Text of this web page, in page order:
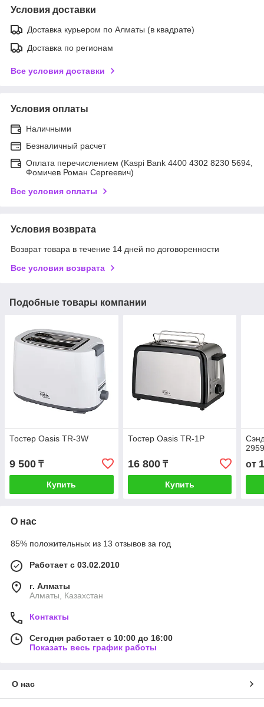
Условия доставки
Доставка курьером по Алматы (в квадрате)
Доставка по регионам
Все условия доставки
Условия оплаты
Наличными
Безналичный расчет
Оплата перечислением (Kaspi Bank 4400 4302 8230 5694,
Фомичев Роман Сергеевич)
Все условия оплаты
Условия возврата
Возврат товара в течение 14 дней по договоренности
Все условия возврата
Подобные товары компании
Тостер Oasis TR-3W
9 500 ₸
Купить
Тостер Oasis TR-1P
16 800₸
Купить
от
О нас
85% положительных из 13 отзывов за год
Работает с 03.02.2010
г. Алматы
Алматы, Казахстан
Контакты
Сегодня работает с 10:00 до 16:00
Показать весь график работы
О нас